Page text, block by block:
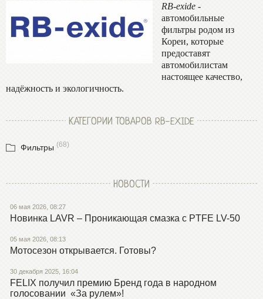
RB-exide -
автомобильные
фильтры родом из
Кореи, которые
предоставят
автомобилистам
настоящее качество,
надёжность и экологичность.
КАТЕГОРИИ ТОВАРОВ RB-EXIDE
Фильтры (68)
НОВОСТИ
06 мая 2026, 08:27
Новинка LAVR – Проникающая смазка с PTFE LV-50
05 мая 2026, 08:13
Мотосезон открывается. Готовы?
30 декабря 2025, 16:04
FELIX получил премию Бренд года в народном
голосовании «За рулем»!